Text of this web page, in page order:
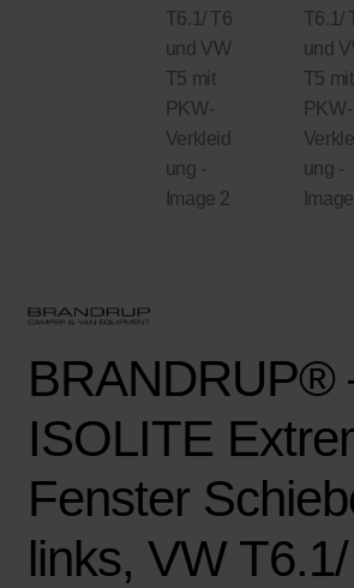
BRANDRUP®
ISOLITE
Fenster
links, VW